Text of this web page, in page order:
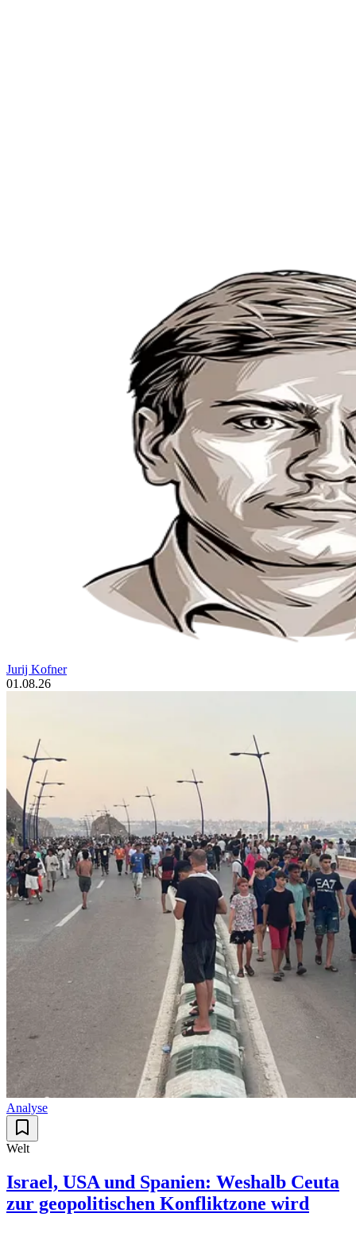
Jurij Kofner
01.08.26
Analyse
Welt
Israel, USA und Spanien: Weshalb Ceuta
zur geopolitischen Konfliktzone wird